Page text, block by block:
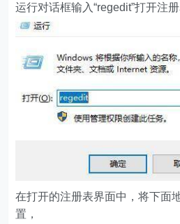
运行对话框输入“regedit”打开注册
在打开的注册表界面中，将下面
置，